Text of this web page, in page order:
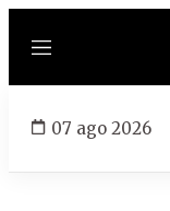
Menú
07 ago 2026